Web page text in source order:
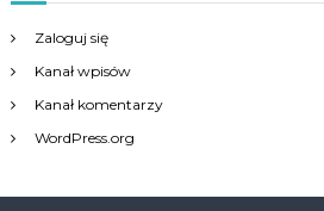
Zaloguj się
Kanał wpisów
Kanał komentarzy
WordPress.org